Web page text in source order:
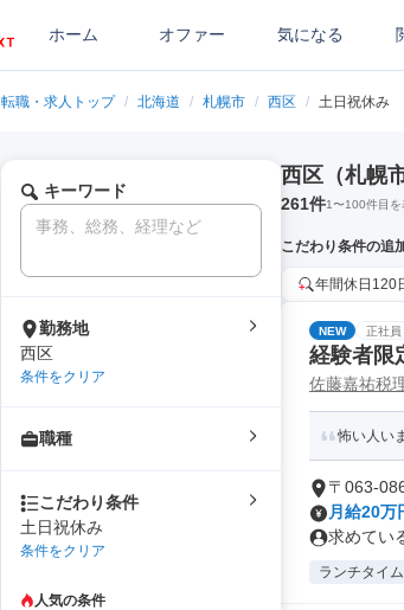
ホーム オファー 気になる
転職・求人トップ / 北海道 / 札幌市 / 西区 / 土日祝休み
キーワード
勤務地
西区
条件をクリア
職種
こだわり条件
土日祝休み
条件をクリア
人気の条件
西区（札幌
261件1〜100件目を
こだわり条件の追
年間休日120
NEW 正社員
経験者限
佐藤嘉祐税
怖い人い
〒063-
月給20万
求めてい
ランチタイム